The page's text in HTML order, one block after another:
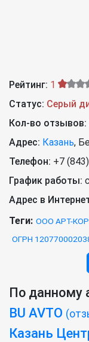
Рейтинг: 1
Статус: Серый
Кол-во отзывов:
Адрес: Казань,
Телефон: +7
График работы:
Адрес в
Теги: ООО АРТ-
ОГРН
По данному
BU AVTO
Казань